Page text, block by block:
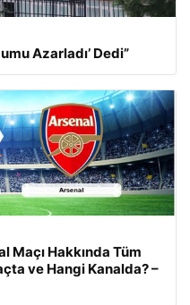
Azarladı’ Dedi”
Maçı Hakkında Tüm
ve Hangi Kanalda? –